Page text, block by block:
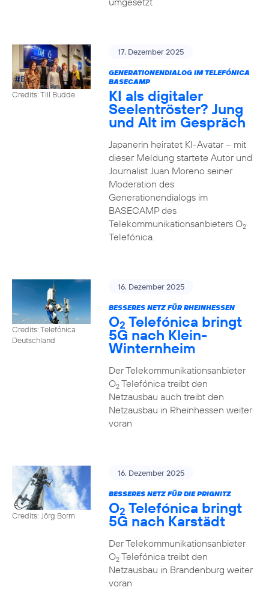
Credits: Till Budde
17. Dezember 2025
GENERATIONENDIALOG IM TELEFÓNICA
BASECAMP
KI als digitaler
Seelentröster? Jung
und Alt im Gespräch
Japanerin heiratet KI-Avatar – mit
dieser Meldung startete Autor und
Journalist Juan Moreno seiner
Moderation des
Generationendialogs im
BASECAMP des
Telekommunikationsanbieters O2
Telefónica.
Credits: Telefónica
Deutschland
16. Dezember 2025
BESSERES NETZ FÜR RHEINHESSEN
O2 Telefónica bringt
5G nach Klein-
Winternheim
Der Telekommunikationsanbieter
O2Telefónica treibt den
Netzausbau auch treibt den
Netzausbau in Rheinhessen weiter
voran
Credits: Jörg Borm
16. Dezember 2025
BESSERES NETZ FÜR DIE PRIGNITZ
O2 Telefónica bringt
5G nach Karstädt
Der Telekommunikationsanbieter
O2Telefónica treibt den
Netzausbau in Brandenburg weiter
voran